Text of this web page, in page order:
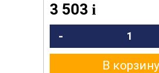
3 503 i
-
В корзину